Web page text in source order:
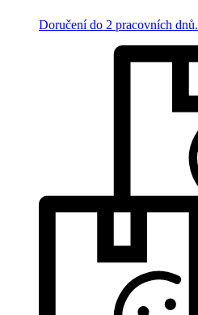
Doručení do 2 pracovních dnů.